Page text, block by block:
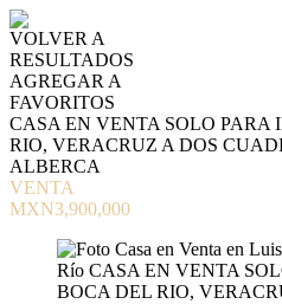
VOLVER A
RESULTADOS
AGREGAR A
FAVORITOS
CASA EN VENTA SOLO PARA
RIO, VERACRUZ A DOS
ALBERCA
VENTA
MXN3,900,000